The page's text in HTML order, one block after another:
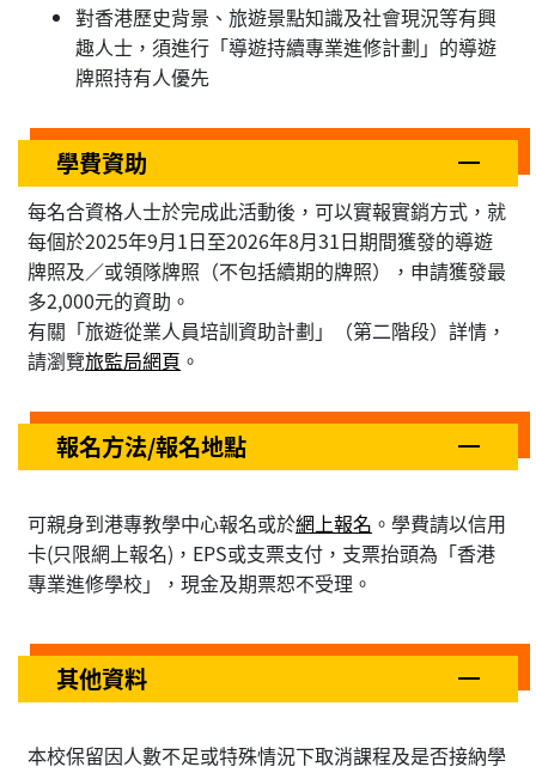
對香港歷史背景、旅遊景點知識及社會現況等有興
趣人士，須進行「導遊持續專業進修計劃」的導遊
牌照持有人優先
學費資助
每名合資格人士於完成此活動後，可以實報實銷方式，就
每個於2025年9月1日至2026年8月31日期間獲發的導遊
牌照及／或領隊牌照（不包括續期的牌照），申請獲發最
多2,000元的資助。
有關「旅遊從業人員培訓資助計劃」（第二階段）詳情，
請瀏覽旅監局網頁 。
報名方法/報名地點
可親身到港專教學中心報名或於網上報名 。學費請以信用
卡(只限網上報名)，EPS或支票支付，支票抬頭為「香港
專業進修學校」，現金及期票恕不受理。
其他資料
本校保留因人數不足或特殊情況下取消課程及是否接納學